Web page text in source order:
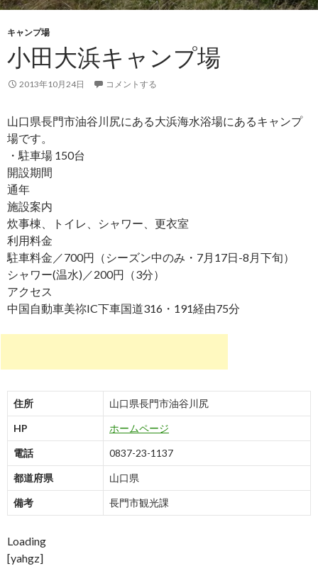
キャンプ場
小田大浜キャンプ場
2013年10月24日 コメントする
山口県長門市油谷川尻にある大浜海水浴場にあるキャンプ
場です。
・駐車場 150台
開設期間
通年
施設案内
炊事棟、トイレ、シャワー、更衣室
利用料金
駐車料金／700円（シーズン中のみ・7月17日-8月下旬）
シャワー(温水)／200円（3分）
アクセス
中国自動車美祢IC下車国道316・191経由75分
住所 山口県長門市油谷川尻
HP ホームページ
電話 0837-23-1137
都道府県 山口県
備考 長門市観光課
Loading
[yahgz]